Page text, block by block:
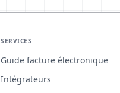
SERVICES
Guide facture électronique
Intégrateurs